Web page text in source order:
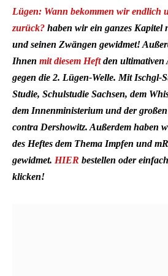
Lügen: Wann bekommen wir endlich
zurück? haben wir ein ganzes Kapitel
und seinen Zwängen gewidmet!
Ihnen mit diesem Heftden ultimativen
gegen die 2. Lügen-Welle. Mit Ischgl-
Studie, Schulstudie Sachsen, dem
dem Innenministerium und der
contra Dershowitz. Außerdem haben
des Heftes dem Thema Impfen und
gewidmet. HIER bestellen oder
klicken!